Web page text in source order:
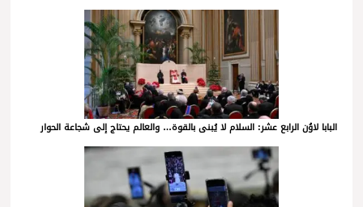
البابا لاوُن الرابع عشر: السلام لا يُبنى بالقوة… والعالم يحتاج إلى شجاعة الحوار